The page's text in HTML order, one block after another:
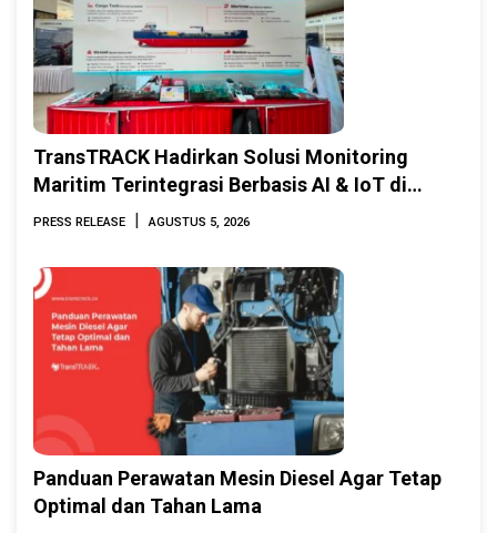
TransTRACK Hadirkan Solusi Monitoring
Maritim Terintegrasi Berbasis AI & IoT di
Indonesia Marine & Offshore Expo (IMOX)
PRESS RELEASE | AGUSTUS 5, 2026
Panduan Perawatan Mesin Diesel Agar Tetap
Optimal dan Tahan Lama